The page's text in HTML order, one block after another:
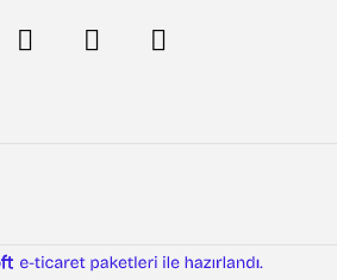
ideasoft
e-